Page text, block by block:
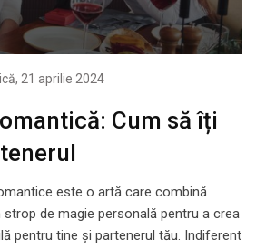
21 aprilie 2024
Cum să îți
este o artă care combină
de magie personală pentru a crea
pentru tine și partenerul tău. Indiferent